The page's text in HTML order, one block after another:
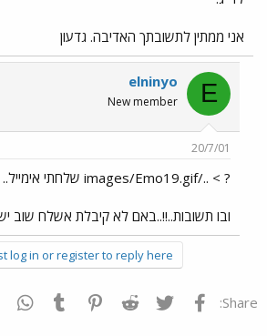
אני ממתין לתשובתך האדיבה. גדעון
E
elninyo
New member
20/7/01
? > ../images/Emo19.gif שלחתי אימייל.. ../images/Emo30.gif
ובו תשובות..!!..באם לא קיבלת אשלח שוב
log in or register to reply here.
Share: פייסבוק Twitter
Reddit
Pinterest
Tumblr